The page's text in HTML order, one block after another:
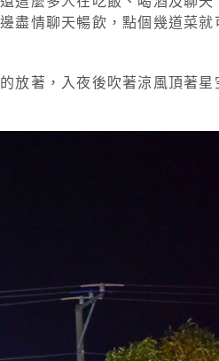
盡情聊天暢飲，點個幾道菜就
放著，入夜後吹著涼風頂著星